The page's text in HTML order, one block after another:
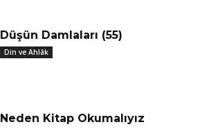
Düşün Damlaları (55)
Din ve Ahlâk
Neden Kitap Okumalıyız